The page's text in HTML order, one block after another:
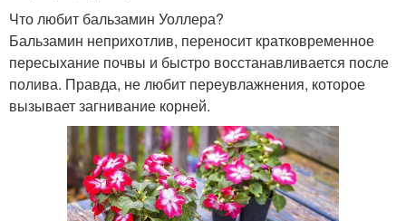
Что любит бальзамин Уоллера?
Бальзамин неприхотлив, переносит кратковременное
пересыхание почвы и быстро восстанавливается после
полива. Правда, не любит переувлажнения, которое
вызывает загнивание корней.